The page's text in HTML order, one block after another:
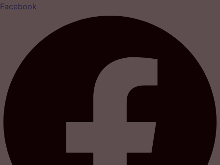
Facebook